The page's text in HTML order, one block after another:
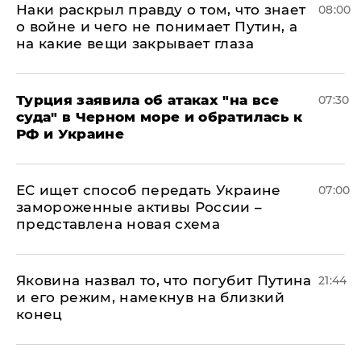
Наки раскрыл правду о том, что знает
о войне и чего не понимает Путин, а
на какие вещи закрывает глаза
08:00
Турция заявила об атаках "на все
суда" в Черном море и обратилась к
РФ и Украине
07:30
ЕС ищет способ передать Украине
замороженные активы России –
представлена новая схема
07:00
Яковина назвал то, что погубит Путина
и его режим, намекнув на близкий
конец
21:44